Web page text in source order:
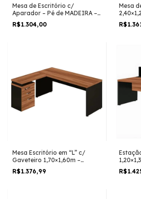
Mesa de Escritório c/
Aparador – Pé de MADEIRA –
1,90×1,50m- Magazine Silva –
NOGAL SEVILHA / PRETO –
R$1.304,00
Mesa
SILVA
PRETO
Mesa Escritório em “L” c/
Gaveteiro 1,70×1,60m –
MAGAZINE SILVA– NOGAL
SEVILHA/PRETO – 21423
R$1.376,99